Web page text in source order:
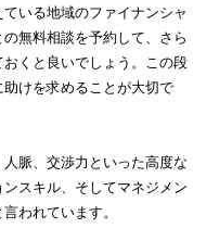
ている地域のファイナンシャ
無料相談を予約して、さら
くと良いでしょう。この段
助けを求めることが大切で
人脈、交渉力といった高度な
ンスキル、そしてマネジメン
われています。